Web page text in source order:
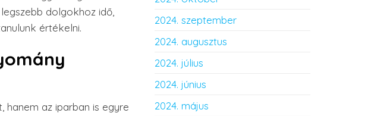
dolgokhoz idő,
értékelni.
hanem az iparban is egyre
2024. szeptember
2024. augusztus
2024. július
2024. június
2024. május